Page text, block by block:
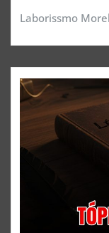
Laborissmo